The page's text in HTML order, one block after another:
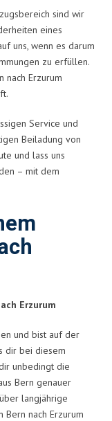
sind wir
eines
uns, wenn es darum
zu erfüllen.
nach Erzurum
Service und
Beiladung von
und lass uns
– mit dem
Erzurum
und bist auf der
dir bei diesem
unbedingt die
Bern genauer
langjährige
Bern nach Erzurum